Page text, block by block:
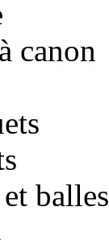
canon
balles